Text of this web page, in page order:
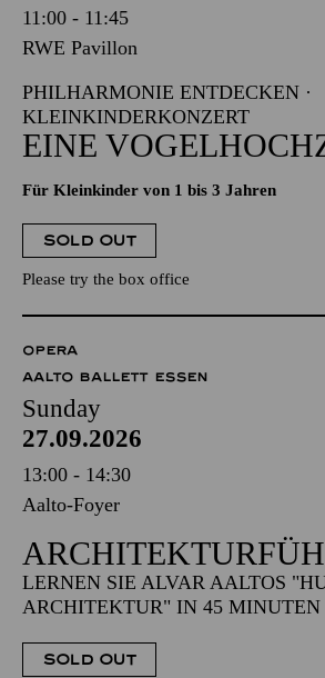
11:00 - 11:45
RWE Pavillon
PHILHARMONIE ENTDECKEN ·
KLEINKINDERKONZERT
EINE
Für Kleinkinder von 1 bis 3 Jahren
SOLD OUT
Please try the box office
OPERA
AALTO BALLETT ESSEN
Sunday
27.09.2026
13:00 - 14:30
Aalto-Foyer
LERNEN SIE ALVAR AALTOS
ARCHITEKTUR" IN 45
SOLD OUT